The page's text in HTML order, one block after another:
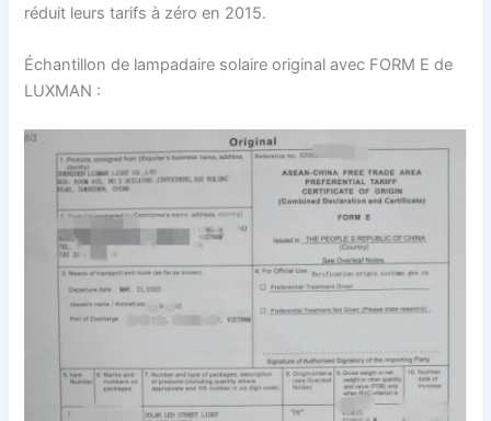
réduit leurs tarifs à zéro en 2015.
Échantillon de lampadaire solaire original avec FORM E de
LUXMAN :